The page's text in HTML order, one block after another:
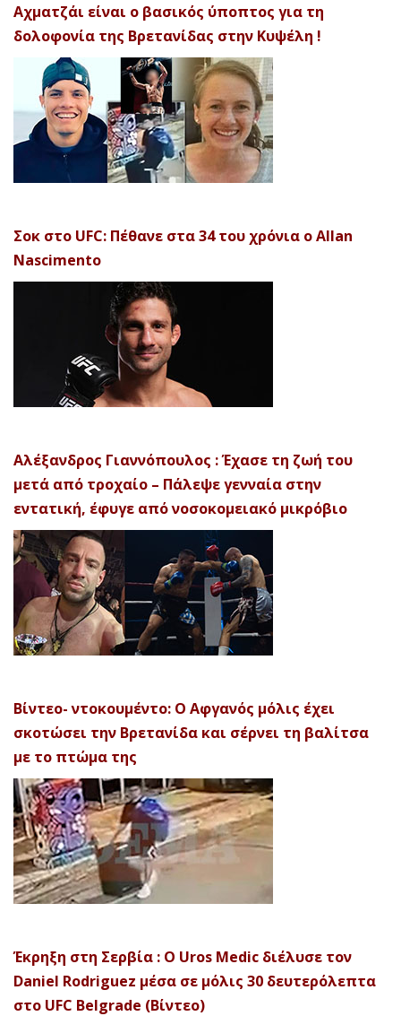
Αχματζάι είναι ο βασικός ύποπτος για τη
δολοφονία της Βρετανίδας στην Κυψέλη !
Σοκ στο UFC: Πέθανε στα 34 του χρόνια ο Allan
Nascimento
Αλέξανδρος Γιαννόπουλος : Έχασε τη ζωή του
μετά από τροχαίο – Πάλεψε γενναία στην
εντατική, έφυγε από νοσοκομειακό μικρόβιο
Βίντεο- ντοκουμέντο: Ο Αφγανός μόλις έχει
σκοτώσει την Βρετανίδα και σέρνει τη βαλίτσα
με το πτώμα της
Έκρηξη στη Σερβία : Ο Uros Medic διέλυσε τον
Daniel Rodriguez μέσα σε μόλις 30 δευτερόλεπτα
στο UFC Belgrade (Βίντεο)